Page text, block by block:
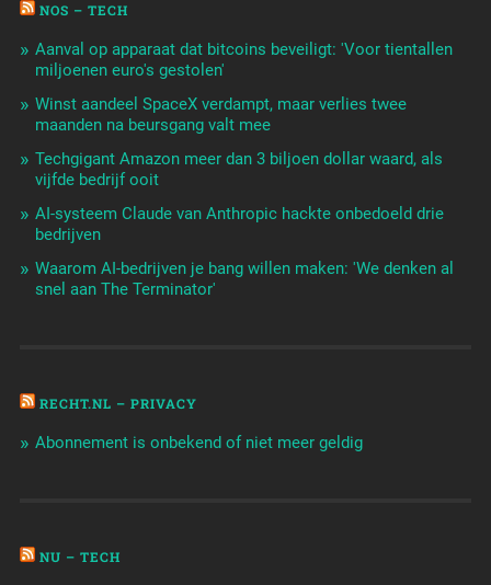
NOS – TECH
Aanval op apparaat dat bitcoins beveiligt: 'Voor tientallen
miljoenen euro's gestolen'
Winst aandeel SpaceX verdampt, maar verlies twee
maanden na beursgang valt mee
Techgigant Amazon meer dan 3 biljoen dollar waard, als
vijfde bedrijf ooit
AI-systeem Claude van Anthropic hackte onbedoeld drie
bedrijven
Waarom AI-bedrijven je bang willen maken: 'We denken al
snel aan The Terminator'
RECHT.NL – PRIVACY
Abonnement is onbekend of niet meer geldig
NU – TECH